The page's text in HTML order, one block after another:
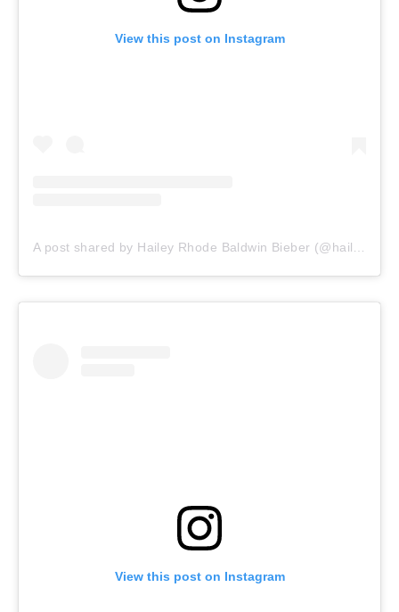
View this post on Instagram
View this post on Instagram